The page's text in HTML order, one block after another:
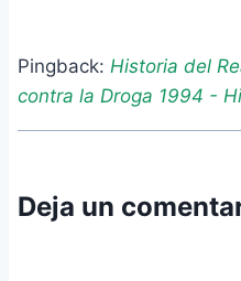
Pingback: Historia del
contra la Droga 1994 -
Deja un